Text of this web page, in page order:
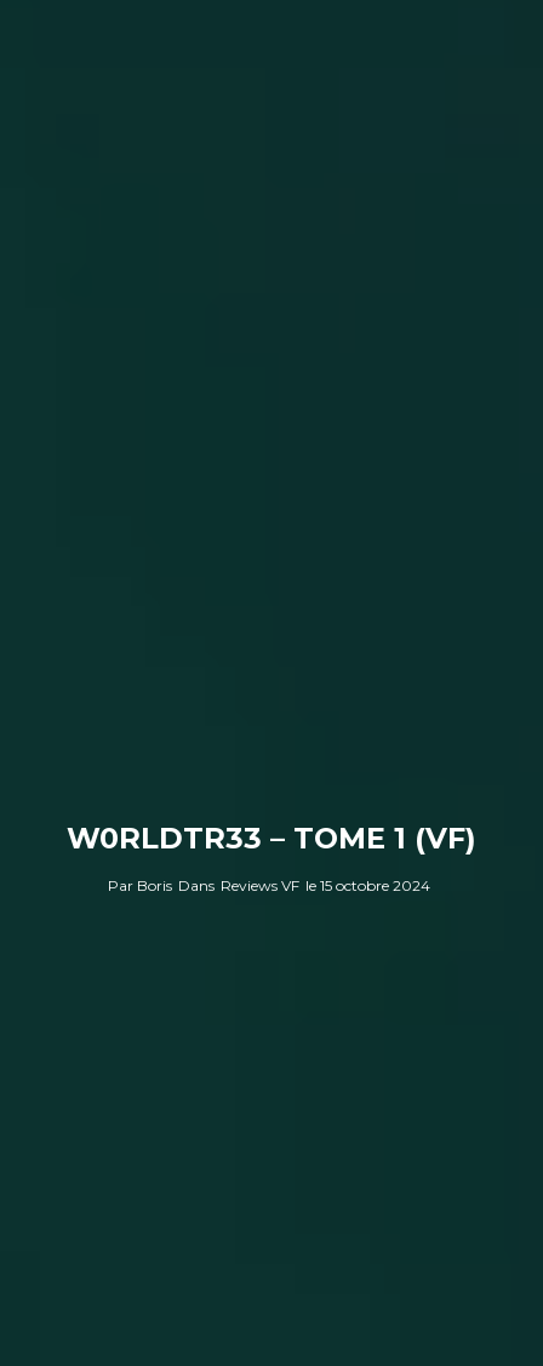
W0RLDTR33 – TOME 1 (VF)
Par Boris Dans Reviews VF le 15 octobre 2024